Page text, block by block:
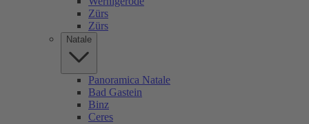
Zürs
Zürs
Natale
Panoramica Natale
Bad Gastein
Binz
Ceres